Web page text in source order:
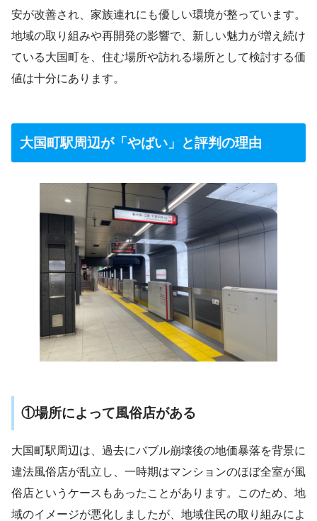
安が改善され、家族連れにも優しい環境が整っています。
地域の取り組みや再開発の影響で、新しい魅力が増え続け
ている大国町を、住む場所や訪れる場所として検討する価
値は十分にあります。
大国町駅周辺が「やばい」と評判の理由
①場所によって風俗店がある
大国町駅周辺は、過去にバブル崩壊後の地価暴落を背景に
違法風俗店が乱立し、一時期はマンションのほぼ全室が風
俗店というケースもあったことがあります。このため、地
域のイメージが悪化しましたが、地域住民の取り組みによ